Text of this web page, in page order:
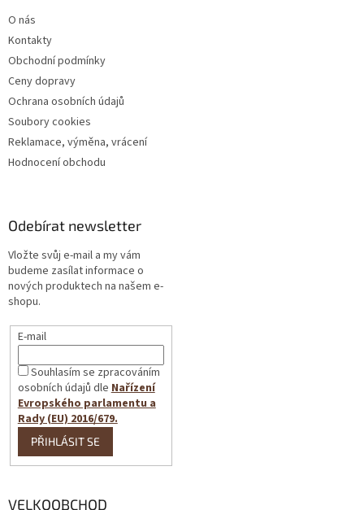
O nás
Kontakty
Obchodní podmínky
Ceny dopravy
Ochrana osobních údajů
Soubory cookies
Reklamace, výměna, vrácení
Hodnocení obchodu
Odebírat newsletter
Vložte svůj e-mail a my vám
budeme zasílat informace o
nových produktech na našem e-
shopu.
E-mail
Souhlasím se zpracováním
osobních údajů dleNařízení
Evropského parlamentu a
Rady (EU) 2016/679.
PŘIHLÁSIT SE
VELKOOBCHOD